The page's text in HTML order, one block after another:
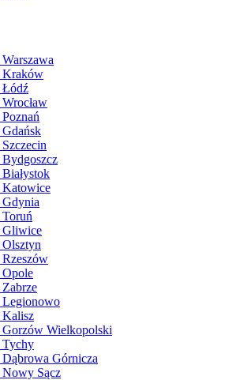
Kraków
Łódź
Gliwice
Wielkopolski
Górnicza
Sącz